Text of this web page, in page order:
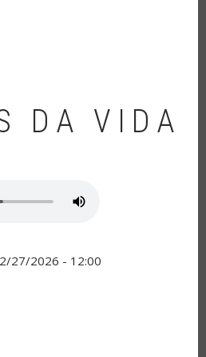
DA VIDA
27/2026 - 12:00